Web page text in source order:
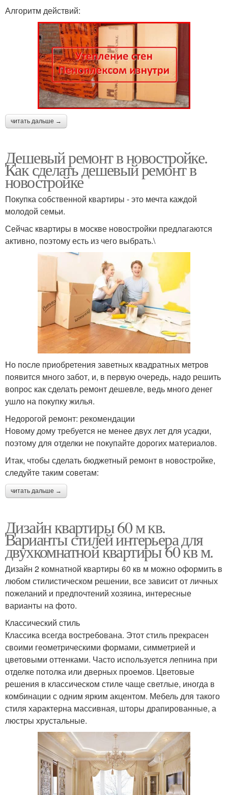
Алгоритм действий:
читать дальше →
Дешевый ремонт в новостройке.
Как сделать дешевый ремонт в
новостройке
Покупка собственной квартиры - это мечта каждой
молодой семьи.
Сейчас квартиры в москве новостройки предлагаются
активно, поэтому есть из чего выбрать.\
Но после приобретения заветных квадратных метров
появится много забот, и, в первую очередь, надо решить
вопрос как сделать ремонт дешевле, ведь много денег
ушло на покупку жилья.
Недорогой ремонт: рекомендации
Новому дому требуется не менее двух лет для усадки,
поэтому для отделки не покупайте дорогих материалов.
Итак, чтобы сделать бюджетный ремонт в новостройке,
следуйте таким советам:
читать дальше →
Дизайн квартиры 60 м кв.
Варианты стилей интерьера для
двухкомнатной квартиры 60 кв м.
Дизайн 2 комнатной квартиры 60 кв м можно оформить в
любом стилистическом решении, все зависит от личных
пожеланий и предпочтений хозяина, интересные
варианты на фото.
Классический стиль
Классика всегда востребована. Этот стиль прекрасен
своими геометрическими формами, симметрией и
цветовыми оттенками. Часто используется лепнина при
отделке потолка или дверных проемов. Цветовые
решения в классическом стиле чаще светлые, иногда в
комбинации с одним ярким акцентом. Мебель для такого
стиля характерна массивная, шторы драпированные, а
люстры хрустальные.